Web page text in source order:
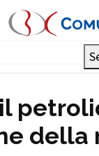
della